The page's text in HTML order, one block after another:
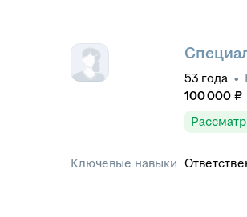
53 года •
100 000 ₽
Ключевые навыки